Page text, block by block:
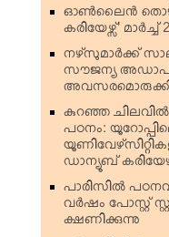
ഓണ്‍ലൈന്‍
കരിയേഴ്സ്’ മാര്‍ച്ച്
നഴ്‌സുമാര്‍ക്ക്
സൗജന്യ
കുറഞ്ഞ
പഠനം:
ഡാന്യൂബ്
പാരിസില്‍
വര്‍ഷം പോസ്റ്റ്
ക്ഷണിക്കുന്നു